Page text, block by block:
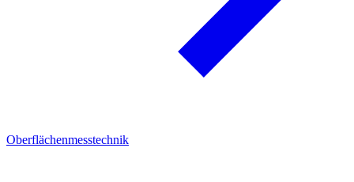
Oberflächenmesstechnik